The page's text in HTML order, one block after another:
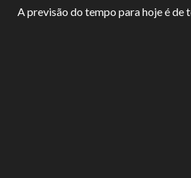
A previsão do tempo para hoje é de